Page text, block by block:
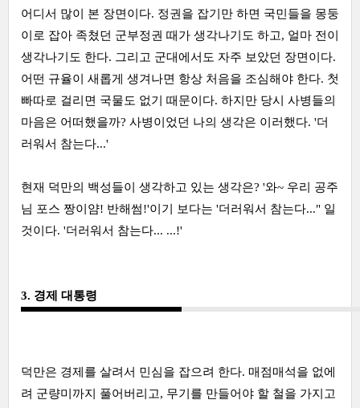
어디서 많이 본 장면이다. 정권을 잡기만 하면 국민들을 몽둥
이로 잡아 족쳤던 군부정권 때가 생각나기도 하고, 얼마 전이
생각나기도 한다. 그리고 군대에서도 자주 보았던 장면이다.
어떤 규율이 새롭게 생겨나면 항상 처음을 조심해야 한다. 첫
빠따로 걸리면 국물도 없기 때문이다. 하지만 당시 사병들의
마음은 어떠했을까? 사병이었던 나의 생각은 이러했다. '더
러워서 참는다...'
현재 덕만의 백성들이 생각하고 있는 생각은? '와~ 우리 공주
님 포스 짱이얌! 반해썸!'이기 보다는 '더러워서 참는다..." 일
것이다. '더러워서 참는다... ...!'
3. 경제 대통령
덕만은 경제를 살려서 민심을 잡으려 한다. 매점매석을 없에
려 군량미까지 풀어버리고, 무기를 만들어야 할 철을 가지고